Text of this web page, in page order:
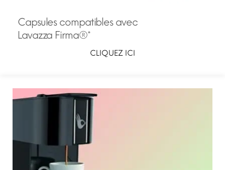
Capsules compatibles avec
Lavazza Firma®*
CLIQUEZ ICI